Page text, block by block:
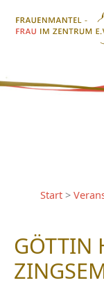
Inhalt
Start
GÖTTIN